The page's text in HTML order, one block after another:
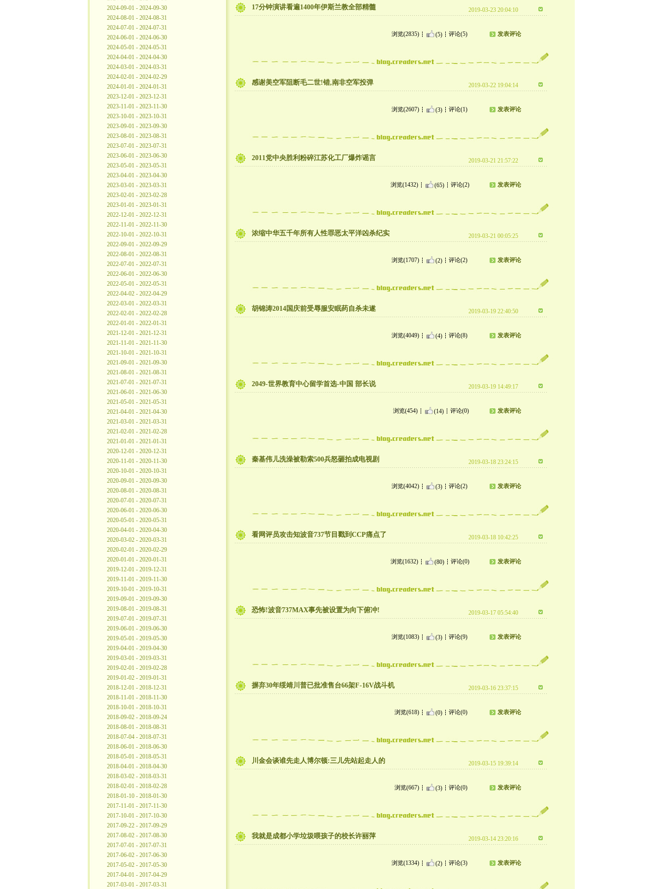
2024-09-01 - 2024-09-30
2024-08-01 - 2024-08-31
2024-07-01 - 2024-07-31
2024-06-01 - 2024-06-30
2024-05-01 - 2024-05-31
2024-04-01 - 2024-04-30
2024-03-01 - 2024-03-31
2024-02-01 - 2024-02-29
2024-01-01 - 2024-01-31
2023-12-01 - 2023-12-31
2023-11-01 - 2023-11-30
2023-10-01 - 2023-10-31
2023-09-01 - 2023-09-30
2023-08-01 - 2023-08-31
2023-07-01 - 2023-07-31
2023-06-01 - 2023-06-30
2023-05-01 - 2023-05-31
2023-04-01 - 2023-04-30
2023-03-01 - 2023-03-31
2023-02-01 - 2023-02-28
2023-01-01 - 2023-01-31
2022-12-01 - 2022-12-31
2022-11-01 - 2022-11-30
2022-10-01 - 2022-10-31
2022-09-01 - 2022-09-29
2022-08-01 - 2022-08-31
2022-07-01 - 2022-07-31
2022-06-01 - 2022-06-30
2022-05-01 - 2022-05-31
2022-04-02 - 2022-04-29
2022-03-01 - 2022-03-31
2022-02-01 - 2022-02-28
2022-01-01 - 2022-01-31
2021-12-01 - 2021-12-31
2021-11-01 - 2021-11-30
2021-10-01 - 2021-10-31
2021-09-01 - 2021-09-30
2021-08-01 - 2021-08-31
2021-07-01 - 2021-07-31
2021-06-01 - 2021-06-30
2021-05-01 - 2021-05-31
2021-04-01 - 2021-04-30
2021-03-01 - 2021-03-31
2021-02-01 - 2021-02-28
2021-01-01 - 2021-01-31
2020-12-01 - 2020-12-31
2020-11-01 - 2020-11-30
2020-10-01 - 2020-10-31
2020-09-01 - 2020-09-30
2020-08-01 - 2020-08-31
2020-07-01 - 2020-07-31
2020-06-01 - 2020-06-30
2020-05-01 - 2020-05-31
2020-04-01 - 2020-04-30
2020-03-02 - 2020-03-31
2020-02-01 - 2020-02-29
2020-01-01 - 2020-01-31
2019-12-01 - 2019-12-31
2019-11-01 - 2019-11-30
2019-10-01 - 2019-10-31
2019-09-01 - 2019-09-30
2019-08-01 - 2019-08-31
2019-07-01 - 2019-07-31
2019-06-01 - 2019-06-30
2019-05-01 - 2019-05-30
2019-04-01 - 2019-04-30
2019-03-01 - 2019-03-31
2019-02-01 - 2019-02-28
2019-01-02 - 2019-01-31
2018-12-01 - 2018-12-31
2018-11-01 - 2018-11-30
2018-10-01 - 2018-10-31
2018-09-02 - 2018-09-24
2018-08-01 - 2018-08-31
2018-07-04 - 2018-07-31
2018-06-01 - 2018-06-30
2018-05-01 - 2018-05-31
2018-04-01 - 2018-04-30
2018-03-02 - 2018-03-31
2018-02-01 - 2018-02-28
2018-01-10 - 2018-01-30
2017-11-01 - 2017-11-30
2017-10-01 - 2017-10-30
2017-09-22 - 2017-09-29
2017-08-02 - 2017-08-30
2017-07-01 - 2017-07-31
2017-06-02 - 2017-06-30
2017-05-02 - 2017-05-30
2017-04-01 - 2017-04-29
2017-03-01 - 2017-03-31
17分钟演讲看遍1400年伊斯兰教全部精髓 2019-03-23 20:04:10
浏览(2835) (5) 评论(5) 发表评论
感谢美空军阻断毛二世!错,南非空军投弹 2019-03-22 19:04:14
浏览(2607) (3) 评论(1) 发表评论
2011党中央胜利粉碎江苏化工厂爆炸谣言 2019-03-21 21:57:22
浏览(1432) (65) 评论(2) 发表评论
浓缩中华五千年所有人性罪恶太平洋凶杀纪实 2019-03-21 00:05:25
浏览(1707) (2) 评论(2) 发表评论
胡锦涛2014国庆前受辱服安眠药自杀未遂 2019-03-19 22:40:50
浏览(4049) (4) 评论(8) 发表评论
2049-世界教育中心留学首选-中国 部长说 2019-03-19 14:49:17
浏览(454) (14) 评论(0) 发表评论
秦基伟儿洗澡被勒索500兵怒砸拍成电视剧 2019-03-18 23:24:15
浏览(4042) (3) 评论(2) 发表评论
看网评员攻击知波音737节目戳到CCP痛点了 2019-03-18 10:42:25
浏览(1632) (80) 评论(0) 发表评论
恐怖!波音737MAX事先被设置为向下俯冲! 2019-03-17 05:54:40
浏览(1083) (3) 评论(9) 发表评论
摒弃30年绥靖川普已批准售台66架F-16V战斗机 2019-03-16 23:37:15
浏览(618) (0) 评论(0) 发表评论
川金会谈谁先走人博尔顿:三儿先站起走人的 2019-03-15 19:39:14
浏览(667) (3) 评论(0) 发表评论
我就是成都小学垃圾喂孩子的校长许丽萍 2019-03-14 23:20:16
浏览(1334) (2) 评论(3) 发表评论